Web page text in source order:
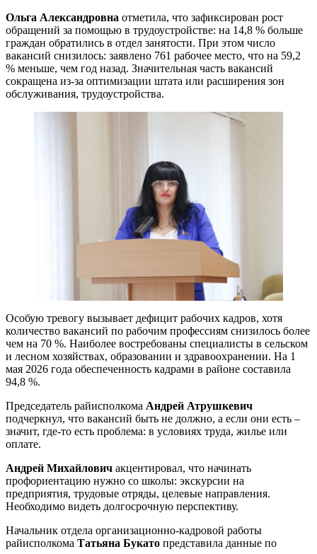
Ольга Александровна отметила, что зафиксирован рост
обращений за помощью в трудоустройстве: на 14,8 % больше
граждан обратились в отдел занятости. При этом число
вакансий снизилось: заявлено 761 рабочее место, что на 59,2
% меньше, чем год назад. Значительная часть вакансий
сокращена из-за оптимизации штата или расширения зон
обслуживания, трудоустройства.
Особую тревогу вызывает дефицит рабочих кадров, хотя
количество вакансий по рабочим профессиям снизилось более
чем на 70 %. Наиболее востребованы специалисты в сельском
и лесном хозяйствах, образовании и здравоохранении. На 1
мая 2026 года обеспеченность кадрами в районе составила
94,8 %.
Председатель райисполкома Андрей Атрушкевич
подчеркнул, что вакансий быть не должно, а если они есть –
значит, где-то есть проблема: в условиях труда, жилье или
оплате.
Андрей Михайлович акцентировал, что начинать
профориентацию нужно со школы: экскурсии на
предприятия, трудовые отряды, целевые направления.
Необходимо видеть долгосрочную перспективу.
Начальник отдела организационно-кадровой работы
райисполкома Татьяна Букато представила данные по